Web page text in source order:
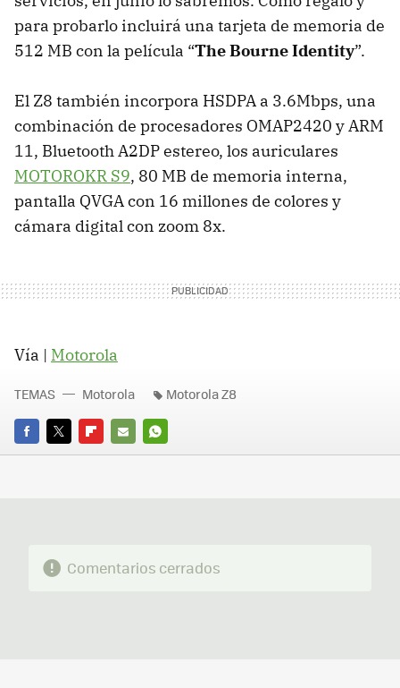
para probarlo incluirá una tarjeta de memoria de
512 MB con la película “The Bourne Identity”.
El Z8 también incorpora HSDPA a 3.6Mbps, una
combinación de procesadores OMAP2420 y ARM
11, Bluetooth A2DP estereo, los auriculares
MOTOROKR S9, 80 MB de memoria interna,
pantalla QVGA con 16 millones de colores y
cámara digital con zoom 8x.
Vía | Motorola
FACEBOOK
TWITTERFLIPBOARD
E-
WHATSAPP
TEMAS Motorola Motorola Z8
Comentarios cerrados